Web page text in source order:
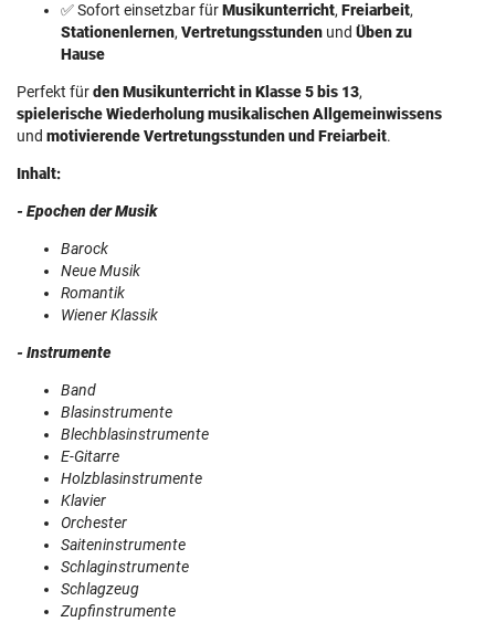
✅ Sofort einsetzbar fürMusikunterricht, Freiarbeit,
Stationenlernen, Vertretungsstunden und Üben zu
Hause
Perfekt fürden Musikunterricht in Klasse 5 bis 13,
spielerische Wiederholung musikalischen Allgemeinwissens
und motivierende Vertretungsstunden und Freiarbeit.
Inhalt:
- Epochen der Musik
Barock
Neue Musik
Romantik
Wiener Klassik
- Instrumente
Band
Blasinstrumente
Blechblasinstrumente
E-Gitarre
Holzblasinstrumente
Klavier
Orchester
Saiteninstrumente
Schlaginstrumente
Schlagzeug
Zupfinstrumente